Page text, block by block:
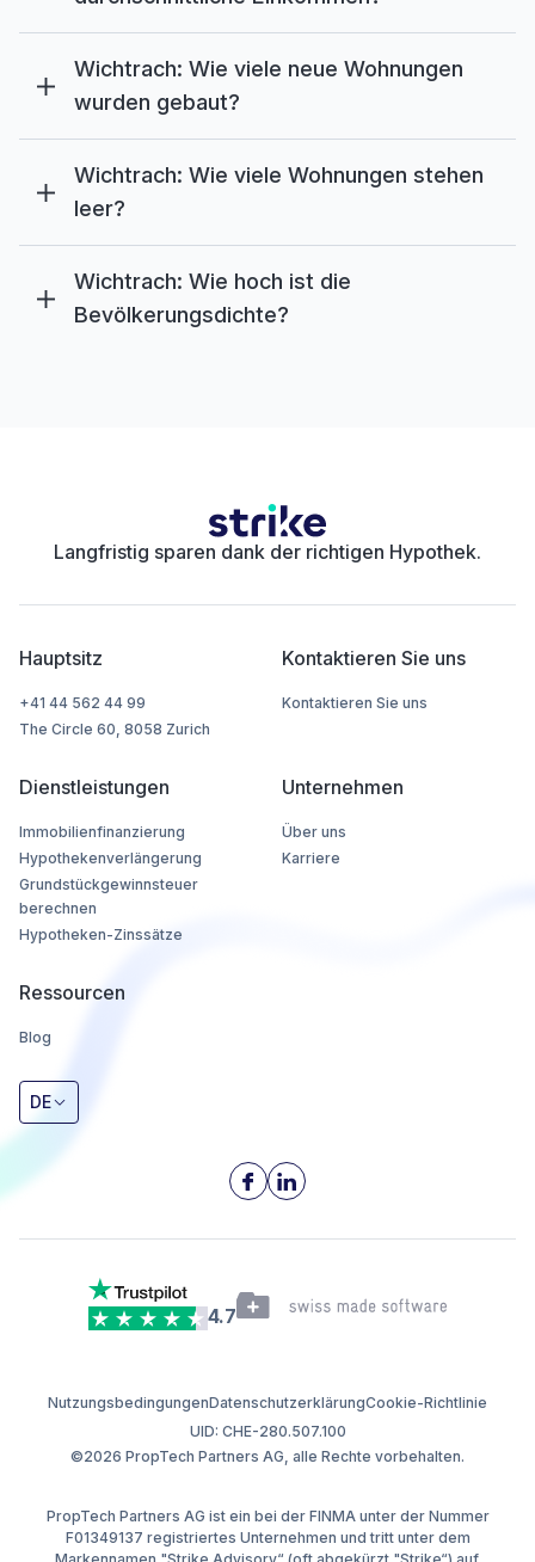
Wichtrach: Wie viele neue Wohnungen
wurden gebaut?
Wichtrach: Wie viele Wohnungen stehen
leer?
Wichtrach: Wie hoch ist die
Bevölkerungsdichte?
Langfristig sparen dank der richtigen Hypothek.
Hauptsitz
+41 44 562 44 99
The Circle 60, 8058 Zurich
Kontaktieren Sie uns
Kontaktieren Sie uns
Dienstleistungen
Immobilienfinanzierung
Hypothekenverlängerung
Grundstückgewinnsteuer
berechnen
Hypotheken-Zinssätze
Unternehmen
Über uns
Karriere
Ressourcen
Blog
DE
4.7
©2026 PropTech Partners AG, alle Rechte vorbehalten.
NutzungsbedingungenDatenschutzerklärungCookie-Richtlinie
UID: CHE-280.507.100
PropTech Partners AG ist ein bei der FINMA unter der Nummer
F01349137 registriertes Unternehmen und tritt unter dem